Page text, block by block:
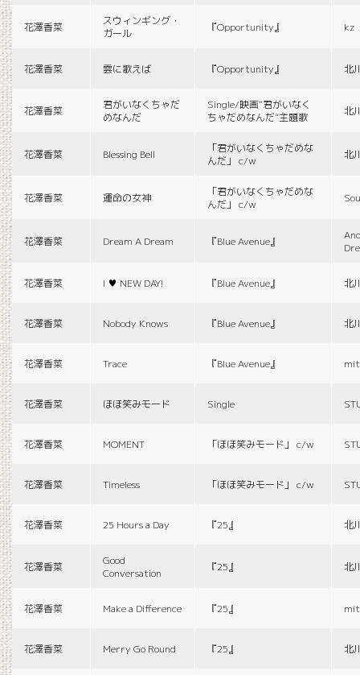
花澤香菜
スウィンギング・
ガール
『Opportunity』 kz
花澤香菜 雲に歌えば 『Opportunity』 北
花澤香菜
君がいなくちゃだ
めなんだ
Single/映画“君がいなく
ちゃだめなんだ”主題歌
北
花澤香菜 Blessing Bell
「君がいなくちゃだめな
んだ」 c/w
北
花澤香菜 運命の女神
「君がいなくちゃだめな
んだ」 c/w
花澤香菜 Dream A Dream 『Blue Avenue』
花澤香菜 I ♥ NEW DAY! 『Blue Avenue』 北
花澤香菜 Nobody Knows 『Blue Avenue』 北
花澤香菜 Trace 『Blue Avenue』
花澤香菜 ほほ笑みモード Single
花澤香菜 MOMENT 「ほほ笑みモード」 c/w
花澤香菜 Timeless 「ほほ笑みモード」 c/w
花澤香菜 25 Hours a Day 『25』 北
花澤香菜
Good
Conversation
『25』 北
花澤香菜 Make a Difference 『25』
花澤香菜 Merry Go Round 『25』 北